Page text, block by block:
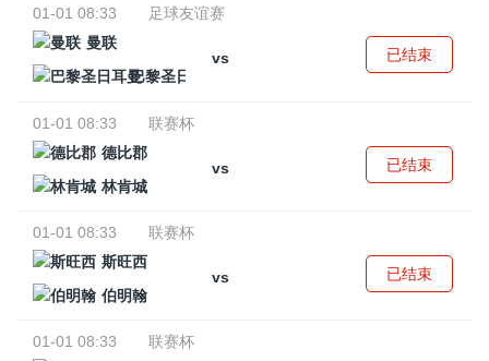
01-01 08:33
足球友谊赛
曼联
vs
巴黎圣日耳曼
已结束
01-01 08:33
联赛杯
德比郡
vs
林肯城
已结束
01-01 08:33
联赛杯
斯旺西
vs
伯明翰
已结束
01-01 08:33
联赛杯